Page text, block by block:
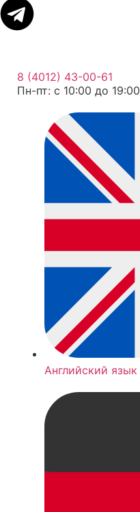
8 (4012) 43-00-61
Пн-пт: c 10:00 до 19:00
Английский язык